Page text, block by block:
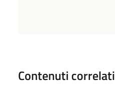
Contenuti correlati